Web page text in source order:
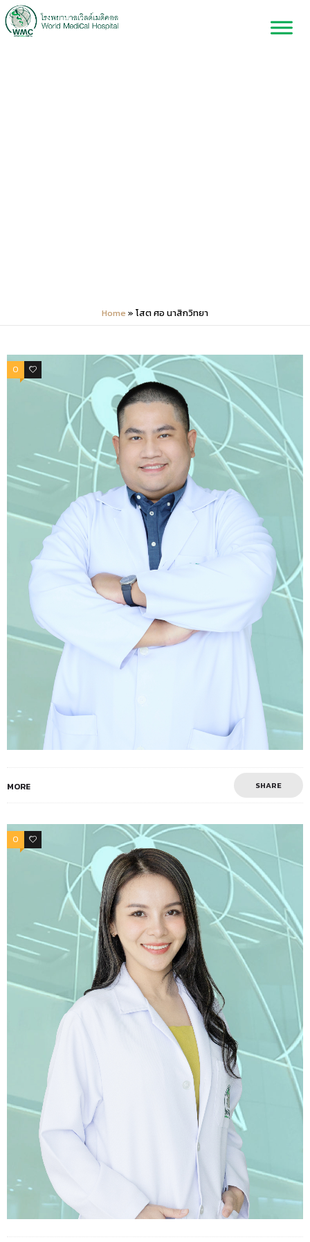
Home » โสต ศอ นาสิกวิทยา
0 0
MORE SHARE
0 0